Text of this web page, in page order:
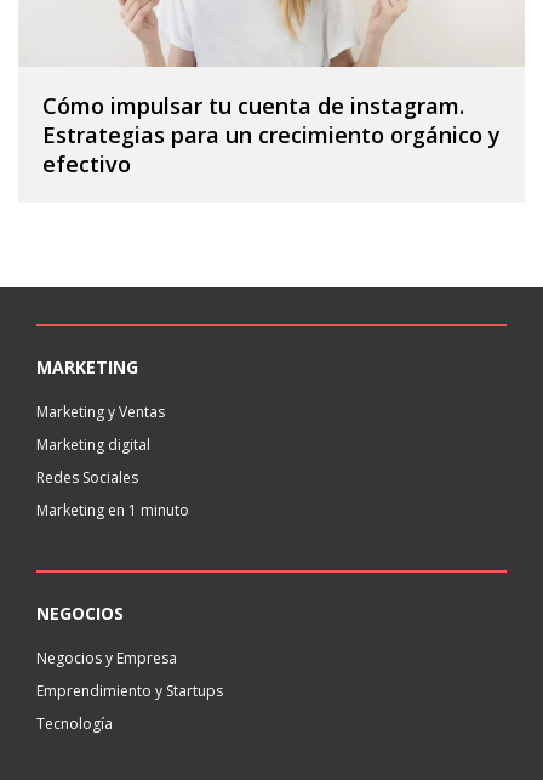
Cómo impulsar tu cuenta de instagram.
Estrategias para un crecimiento orgánico y
efectivo
MARKETING
Marketing y Ventas
Marketing digital
Redes Sociales
Marketing en 1 minuto
NEGOCIOS
Negocios y Empresa
Emprendimiento y Startups
Tecnología